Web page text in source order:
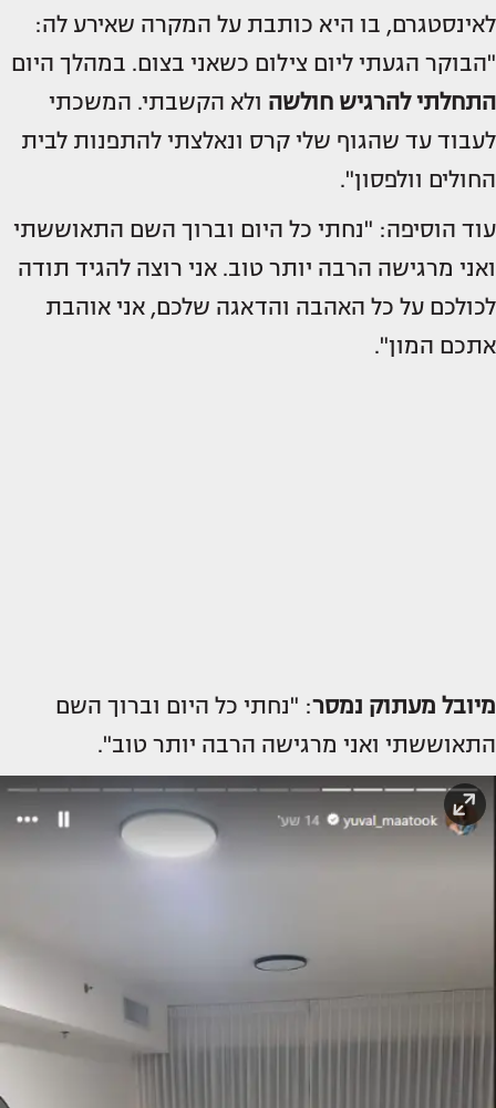
לאינסטגרם, בו היא כותבת על המקרה שאירע לה:
"הבוקר הגעתי ליום צילום כשאני בצום. במהלך היום
התחלתי להרגיש חולשה ולא הקשבתי. המשכתי
לעבוד עד שהגוף שלי קרס ונאלצתי להתפנות לבית
החולים וולפסון".
עוד הוסיפה: "נחתי כל היום וברוך השם התאוששתי
ואני מרגישה הרבה יותר טוב. אני רוצה להגיד תודה
לכולכם על כל האהבה והדאגה שלכם, אני אוהבת
אתכם המון".
מיובל מעתוק נמסר: "נחתי כל היום וברוך השם
התאוששתי ואני מרגישה הרבה יותר טוב".